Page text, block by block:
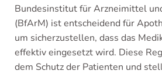
Bundesinstitut für Arzneimittel
(BfArM) ist entscheidend für
um sicherzustellen, dass das
effektiv eingesetzt wird. Diese
dem Schutz der Patienten und